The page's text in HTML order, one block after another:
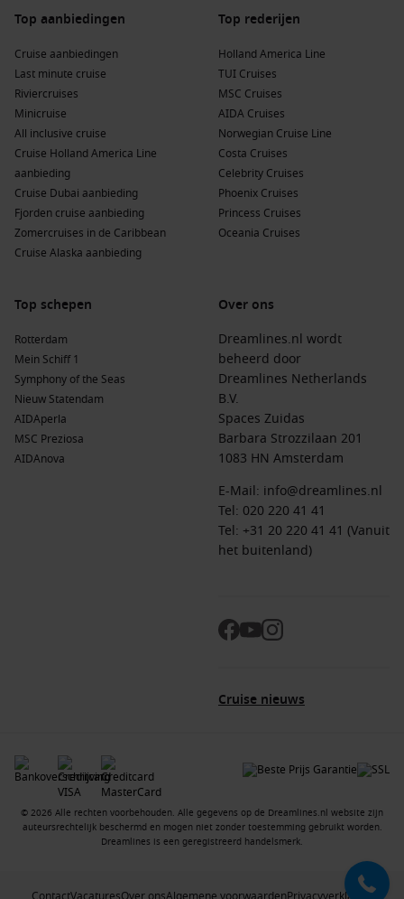
hotel’ is niet van toepassing voor deze special, aangezien dit
andere soorten pakketten zijn.
Zo zie je direct de juiste prijs en boek je jouw Fly & Cruise
Caribbean zonder zorgen!
Voorwaarden:
De vermelde cruiseprijzen zijn per persoon op basis van
verblijf in een tweepersoonshut. Belastingen, toeslagen en
havengelden zijn inbegrepen, tenzij anders
kunnen niet worden gecombineerd met andere kortingen.
zijn reeds in de prijs verwerkt.
Voor Fly & Cruise-pakketten
en hutcategorie. Vluchten worden verzorgd via het
vluchtprogramma van de rederij en zijn afhankelijk van
beschikbaarheid en actuele dagprijzen van de
luchtvaartmaatschappij. Bagage is niet standaard
inbegrepen, tenzij anders aangegeven door de
luchtvaartmaatschappij.
Eventuele vluchtaanbiedingen en
inbegrepen transfers gelden uitsluitend voor geselecteerde
afvaarten en hutcategorieën. Transfers omvatten doorgaans
vervoer tussen luchthaven, hotel (indien van toepassing) en
schip. Details verschillen per aanbieding en worden
huttypes of schepen komen in aanmerking voor acties.
Hotelovernachtingen voorafgaand aan de cruise kunnen
voorbehoud van wijzigingen en beschikbaarheid op het
informatie, neem contact op met onze cruise consultants.
Top aanbiedingen
Cruise aanbiedingen
Last minute cruise
Riviercruises
Minicruise
All inclusive cruise
Cruise Holland America Line
aanbieding
Cruise Dubai aanbieding
Fjorden cruise aanbieding
Zomercruises in de Caribbean
Cruise Alaska aanbieding
Top rederijen
Holland America Line
TUI Cruises
MSC Cruises
AIDA Cruises
Norwegian Cruise Line
Costa Cruises
Celebrity Cruises
Phoenix Cruises
Princess Cruises
Oceania Cruises
Top schepen
Rotterdam
Mein Schiff 1
Symphony of the Seas
Nieuw Statendam
AIDAperla
MSC Preziosa
AIDAnova
Over ons
Dreamlines.nl wordt
beheerd door
Dreamlines Netherlands
B.V.
Spaces Zuidas
Barbara Strozzilaan 201
1083 HN Amsterdam
E-Mail: info@dreamlines.nl
Tel: 020 220 41 41
Tel: +31 20 220 41 41 (Vanuit
het buitenland)
Cruise nieuws
© 2026 Alle rechten voorbehouden. Alle gegevens op de Dreamlines.nl website zijn
auteursrechtelijk beschermd en mogen niet zonder toestemming gebruikt worden.
Dreamlines is een geregistreerd handelsmerk.